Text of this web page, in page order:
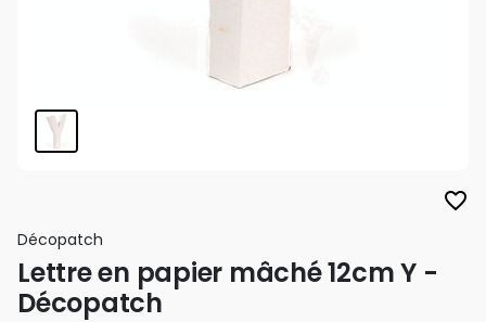
favorite_border
Décopatch
Lettre en papier mâché 12cm Y -
Décopatch